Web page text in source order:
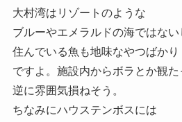
大村湾はリゾートのような
ブルーやエメラルドの海ではない
住んでいる魚も地味なやつばかり
ですよ。施設内からボラとか観た
逆に雰囲気損ねそう。
ちなみにハウステンボスには